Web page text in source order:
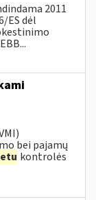
2011
ES dėl
bei pajamų
kontrolės